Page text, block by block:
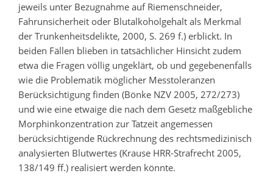
jeweils unter Bezugnahme auf Riemenschneider,
Fahrunsicherheit oder Blutalkoholgehalt als Merkmal
der Trunkenheitsdelikte, 2000, S. 269 f.) erblickt. In
beiden Fällen blieben in tatsächlicher Hinsicht zudem
etwa die Fragen völlig ungeklärt, ob und gegebenenfalls
wie die Problematik möglicher Messtoleranzen
Berücksichtigung finden (Bönke NZV 2005, 272/273)
und wie eine etwaige die nach dem Gesetz maßgebliche
Morphinkonzentration zur Tatzeit angemessen
berücksichtigende Rückrechnung des rechtsmedizinisch
analysierten Blutwertes (Krause HRR-Strafrecht 2005,
138/149 ff.) realisiert werden könnte.